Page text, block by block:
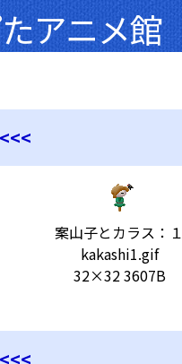
アニメ館
<<<
案山子とカラス：１
kakashi1.gif
32×32 3607B